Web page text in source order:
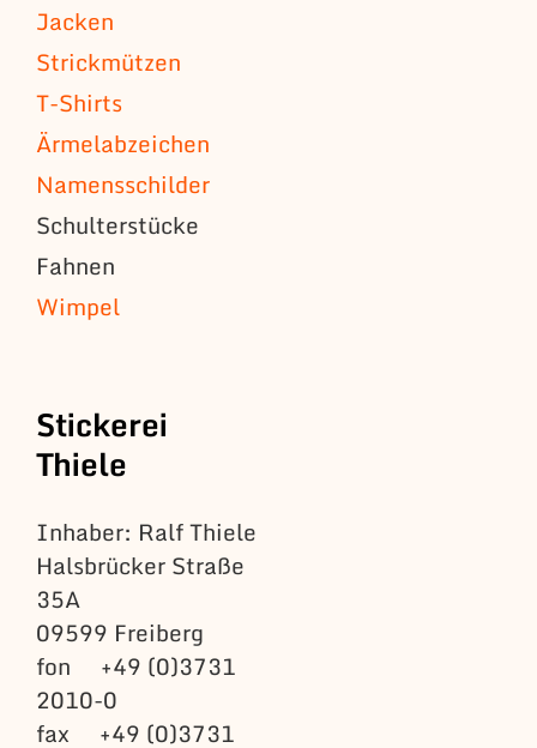
Jacken
Strickmützen
T-Shirts
Ärmelabzeichen
Namensschilder
Schulterstücke
Fahnen
Wimpel
Stickerei
Thiele
Inhaber: Ralf Thiele
Halsbrücker Straße
35A
09599 Freiberg
fon +49 (0)3731
2010-0
fax +49 (0)3731